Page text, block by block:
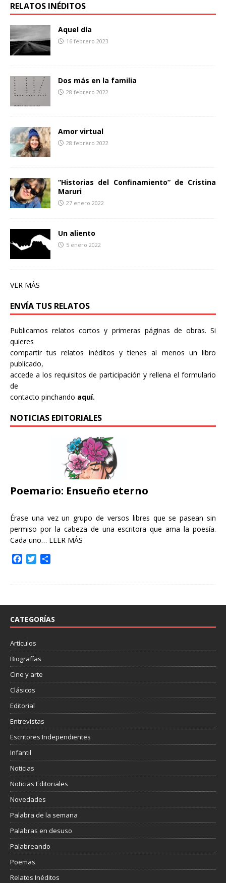
b
o
o
k
t
e
r
a
r
RELATOS INÉDITOS
Aquel día
16 febrero 2023
Dos más en la familia
28 febrero 2022
Amor virtual
28 febrero 2022
“Historias del Confinamiento” de Cristina
Maruri
27 enero 2022
Un aliento
5 enero 2022
VER MÁS
ENVÍA TUS RELATOS
Publicamos relatos cortos y primeras páginas de obras. Si
quieres
compartir tus relatos inéditos y tienes al menos un libro
publicado,
accede a los requisitos de participación y rellena el formulario
de
contacto pinchando aquí.
NOTICIAS EDITORIALES
Poemario: Ensueño eterno
Érase una vez un grupo de versos libres que se pasean sin
permiso por la cabeza de una escritora que ama la poesía.
Cada uno… LEER MÁS
o
k
r
t
i
CATEGORÍAS
Artículos
Biografías
Cine y arte
Clásicos
Editorial
Entrevistas
Escritores Independientes
Infantil
Noticias
Noticias Editoriales
Novedades
Palabra de la semana
Palabras en desuso
Palabreando
Poemas
Relatos Inéditos